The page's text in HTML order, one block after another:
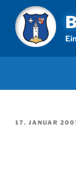
Inhalt
springen
17. JANUAR